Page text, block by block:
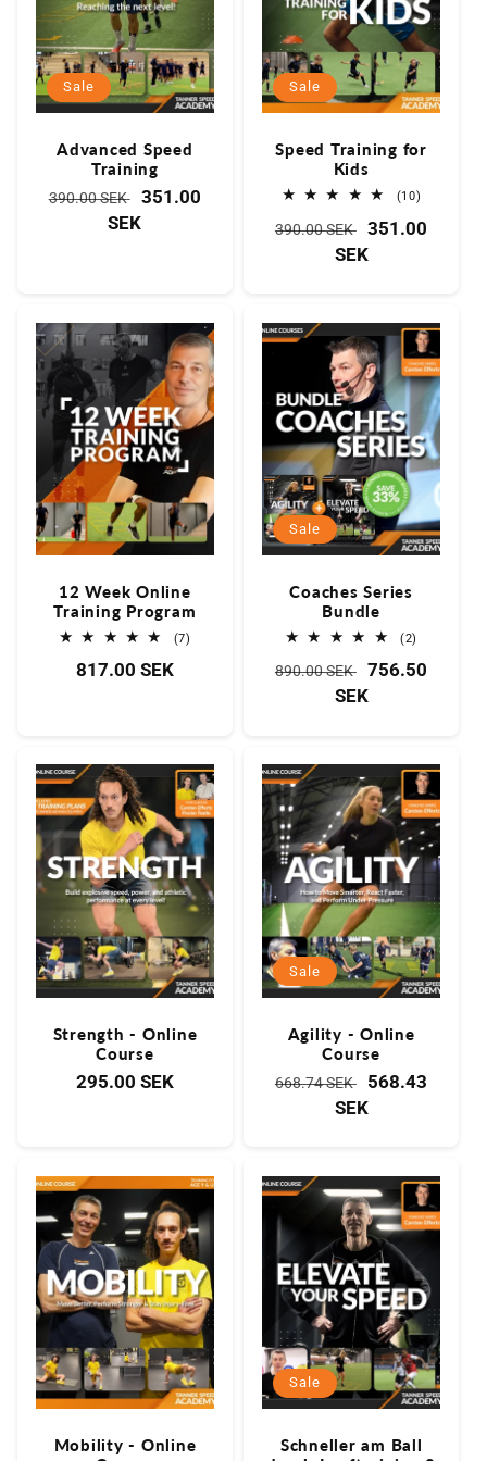
r
i
e
:
Sale
Advanced Speed
Training
Normaler
390.00 SEK Verkaufspreis
351.00
SEK
Sale
Speed Training for
Kids
(10)
insgesamt
Normaler
390.00 SEK Verkaufspreis
351.00
SEK
12 Week Online
Training Program
(7)
Normaler
817.00 SEK
Sale
Coaches Series
Bundle
(2)
insgesamt
Normaler
890.00 SEK Verkaufspreis
756.50
SEK
Strength - Online
Course
Normaler
295.00 SEK
Sale
Agility - Online
Course
Normaler
668.74 SEK Verkaufspreis
568.43
SEK
Mobility - Online
Sale
Schneller am Ball